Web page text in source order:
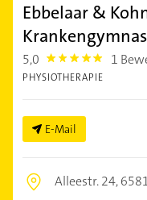
Ebbelaar &
5,0 5.0 1
PHYSIOTHERAPIE
E-Mail
Alleestr. 24,